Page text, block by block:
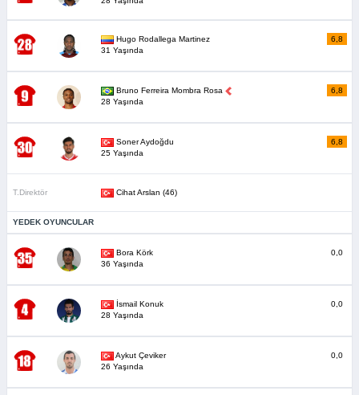
Hugo Rodallega Martinez
31 Yaşında
6,8
Bruno Ferreira Mombra Rosa
28 Yaşında
6,8
Soner Aydoğdu
25 Yaşında
6,8
T.Direktör Cihat Arslan (46)
YEDEK OYUNCULAR
Bora Körk
36 Yaşında
0,0
İsmail Konuk
28 Yaşında
0,0
Aykut Çeviker
26 Yaşında
0,0